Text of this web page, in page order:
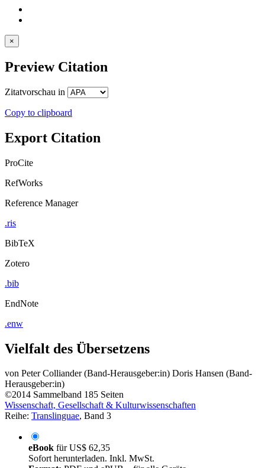
×
Preview Citation
Zitatvorschau in
Copy to clipboard
Export Citation
ProCite
RefWorks
Reference Manager
.ris
BibTeX
Zotero
.bib
EndNote
.enw
Vielfalt des Übersetzens
von Peter Colliander (Band-Herausgeber:in) Doris Hansen (Band-
Herausgeber:in)
©2014 Sammelband 185 Seiten
Wissenschaft, Gesellschaft & Kulturwissenschaften
Reihe: Translinguae, Band 3
eBook fürUS$ 62,35
Sofort herunterladen. Inkl. MwSt.